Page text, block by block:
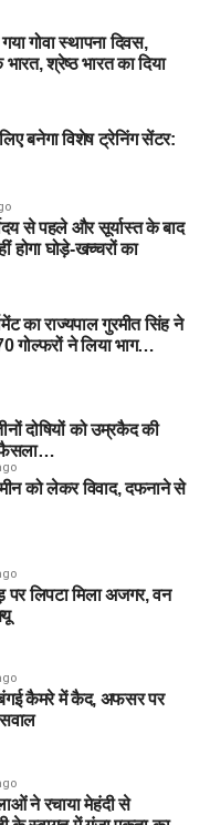
गोवा स्थापना दिवस,
श्रेष्ठ भारत का दिया
बनेगा विशेष ट्रेनिंग सेंटर:
से पहले और सूर्यास्त के बाद
होगा घोड़े-खच्चरों का
का राज्यपाल गुरमीत सिंह ने
गोल्फरों ने लिया भाग…
दोषियों को उम्रकैद की
फैसला…
को लेकर विवाद, दफनाने से
पर लिपटा मिला अजगर, वन
दबंगई कैमरे में कैद, अफसर पर
ने रचाया मेहंदी से